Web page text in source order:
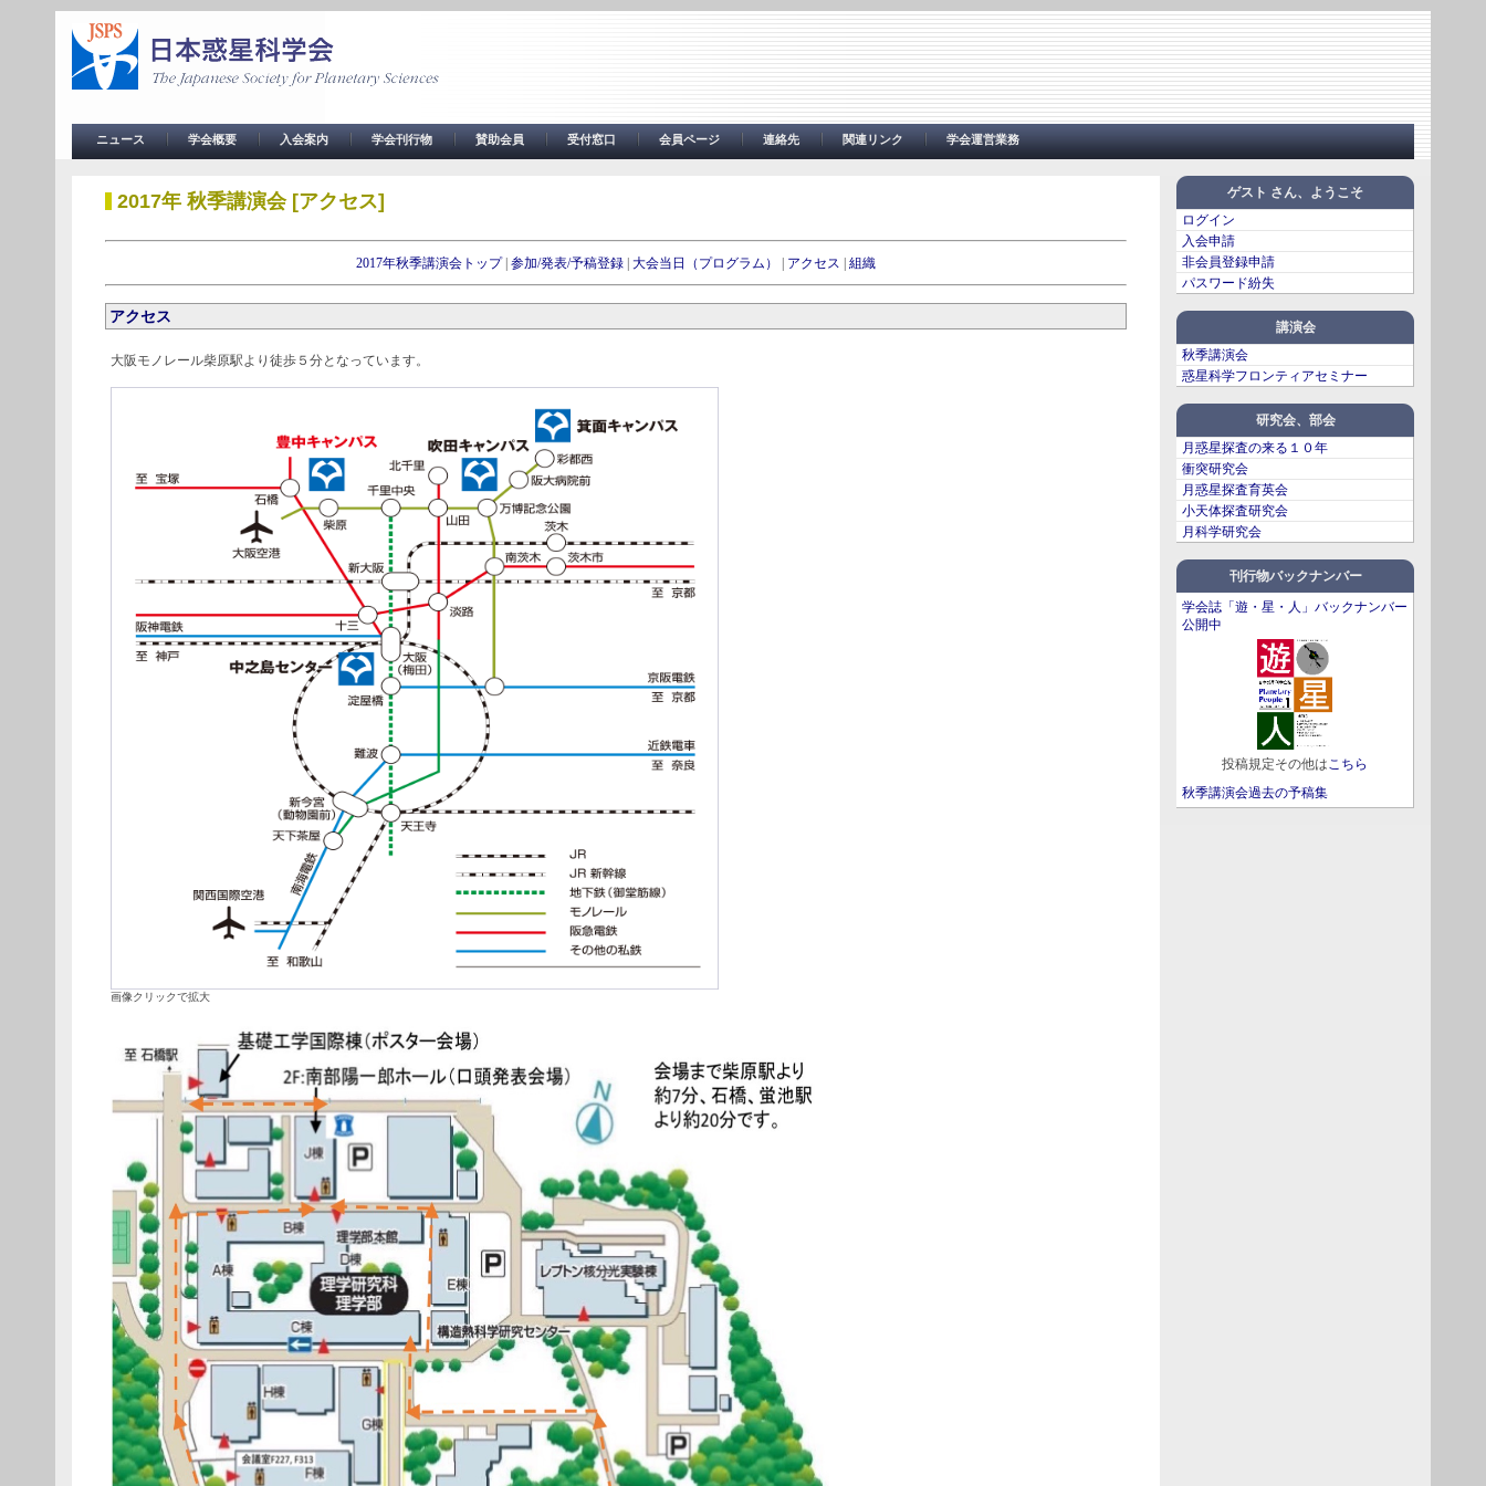
ニュース 学会概要 入会案内 学会刊行物 賛助会員 受付窓口 会員ページ 連絡先 関連リンク 学会運営業務
ゲスト さん、ようこそ
ログイン
入会申請
非会員登録申請
パスワード紛失
講演会
秋季講演会
惑星科学フロンティアセミナー
研究会、部会
月惑星探査の来る１０年
衝突研究会
月惑星探査育英会
小天体探査研究会
月科学研究会
刊行物バックナンバー
学会誌「遊・星・人」バックナンバー
公開中
投稿規定その他はこちら
秋季講演会過去の予稿集
2017年 秋季講演会 [アクセス]
2017年秋季講演会トップ| 参加/発表/予稿登録 大会当日（プログラム） アクセス 組織
アクセス
大阪モノレール柴原駅より徒歩５分となっています。
画像クリックで拡大